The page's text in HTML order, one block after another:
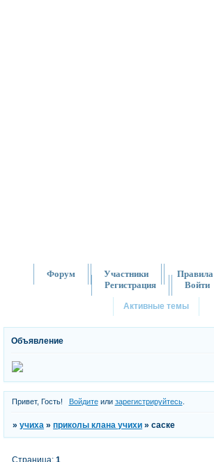
Форум Участники Правила
Регистрация
Войти
Активные темы
Объявление
Привет, Гость! Войдитеили зарегистрируйтесь.
»учиха »приколы клана учихи »саске